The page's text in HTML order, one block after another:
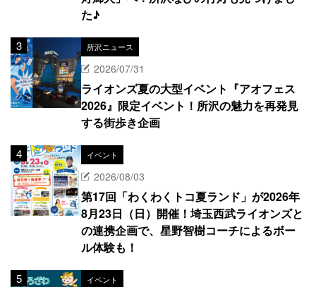
た♪
所沢ニュース
2026/07/31
ライオンズ夏の大型イベント『アオフェス
2026』限定イベント！所沢の魅力を再発見
する街歩き企画
イベント
2026/08/03
第17回「わくわくトコ夏ランド」が2026年
8月23日（日）開催！埼玉西武ライオンズと
の連携企画で、星野智樹コーチによるボー
ル体験も！
イベント